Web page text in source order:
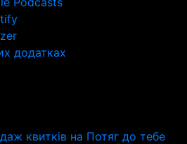
додатках
квитків на Потяг до тебе